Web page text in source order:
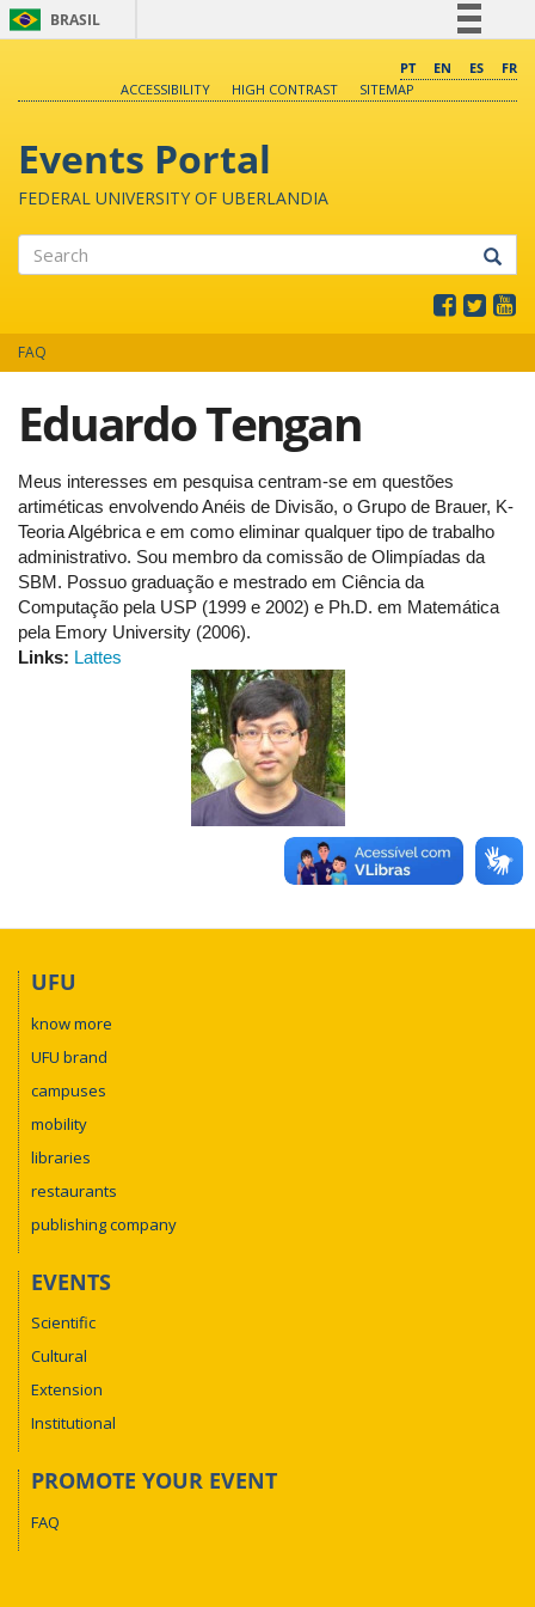
BRASIL
Comunica BR
Canais
PT EN ES
FR
ACCESSIBILITY
HIGH CONTRAST SITEMAP
Events Portal
FEDERAL UNIVERSITY OF UBERLANDIA
FAQ
Eduardo Tengan
Meus interesses em pesquisa centram-se em questões
artiméticas envolvendo Anéis de Divisão, o Grupo de Brauer, K-
Teoria Algébrica e em como eliminar qualquer tipo de trabalho
administrativo. Sou membro da comissão de Olimpíadas da
SBM. Possuo graduação e mestrado em Ciência da
Computação pela USP (1999 e 2002) e Ph.D. em Matemática
pela Emory University (2006).
Links: Lattes
UFU
know more
UFU brand
campuses
mobility
libraries
restaurants
publishing company
EVENTS
Scientific
Cultural
Extension
Institutional
PROMOTE YOUR EVENT
FAQ